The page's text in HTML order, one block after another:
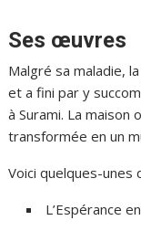
Ses œuvres
Malgré sa maladie,
et a fini par y
à Surami. La maison
transformée en un
Voici quelques-
L’Espérance